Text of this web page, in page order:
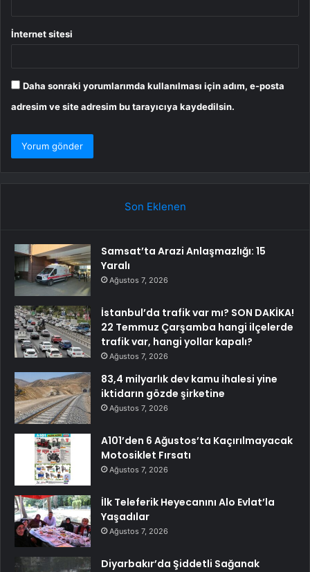
İnternet sitesi
Daha sonraki yorumlarımda kullanılması için adım, e-posta
adresim ve site adresim bu tarayıcıya kaydedilsin.
Son Eklenen
Samsat’ta Arazi Anlaşmazlığı: 15
Yaralı
Ağustos 7, 2026
İstanbul’da trafik var mı? SON DAKİKA!
22 Temmuz Çarşamba hangi ilçelerde
trafik var, hangi yollar kapalı?
Ağustos 7, 2026
83,4 milyarlık dev kamu ihalesi yine
iktidarın gözde şirketine
Ağustos 7, 2026
A101’den 6 Ağustos’ta Kaçırılmayacak
Motosiklet Fırsatı
Ağustos 7, 2026
İlk Teleferik Heyecanını Alo Evlat’la
Yaşadılar
Ağustos 7, 2026
Diyarbakır’da Şiddetli Sağanak